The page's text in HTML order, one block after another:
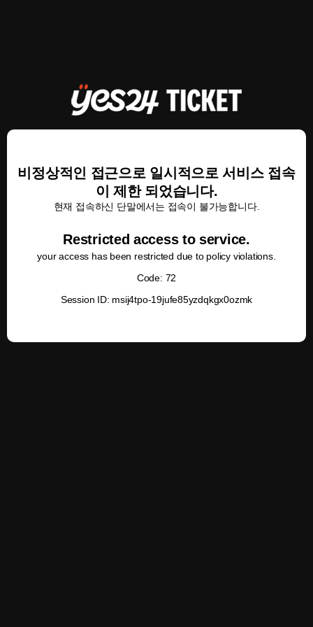
비정상적인 접근으로 일시적으로 서비스 접속
이 제한 되었습니다.
현재 접속하신 단말에서는 접속이 불가능합니다.
Restricted access to service.
your access has been restricted due to policy violations.
Code: 72
Session ID: msij4tpo-19jufe85yzdqkgx0ozmk